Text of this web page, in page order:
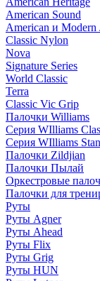
American Sound
American и Modern
Classic Nylon
Nova
Signature Series
World Classic
Terra
Classic Vic Grip
Палочки Williams
Серия WIlliams
Серия WIlliams
Палочки Zildjian
Палочки Пылай
Оркестровые
Палочки для
Руты
Руты Agner
Руты Ahead
Руты Flix
Руты Grig
Руты HUN